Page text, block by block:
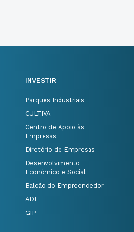
INVESTIR
Parques Industriais
CULTIVA
Centro de Apoio às
Empresas
Diretório de Empresas
Desenvolvimento
Económico e Social
Balcão do Empreendedor
ADI
GIP